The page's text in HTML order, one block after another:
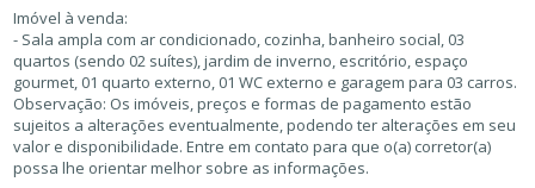
Imóvel à venda:
- Sala ampla com ar condicionado, cozinha, banheiro social, 03
quartos (sendo 02 suítes), jardim de inverno, escritório, espaço
gourmet, 01 quarto externo, 01 WC externo e garagem para 03 carros.
Observação: Os imóveis, preços e formas de pagamento estão
sujeitos a alterações eventualmente, podendo ter alterações em seu
valor e disponibilidade. Entre em contato para que o(a) corretor(a)
possa lhe orientar melhor sobre as informações.